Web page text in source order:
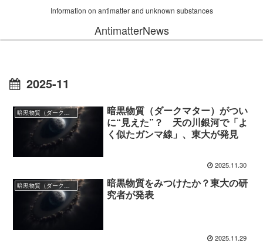
Information on antimatter and unknown substances
AntimatterNews
2025-11
暗黒物質（ダークマター）
暗黒物質（ダークマター）がつい
に“見えた”？ 天の川銀河で「よ
く似たガンマ線」、東大が発見
2025.11.30
暗黒物質をみつけたか？東大の研
究者が発表
2025.11.29